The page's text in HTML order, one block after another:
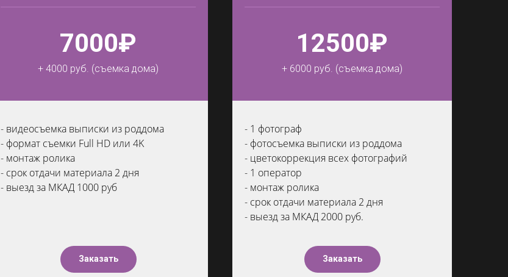
7000₽
+ 4000 руб. (съемка дома)
- видеосъемка выписки из роддома
- формат съемки Full HD или 4K
- монтаж ролика
- срок отдачи материала 2 дня
- выезд за МКАД 1000 руб
Заказать
12500₽
+ 6000 руб. (съемка дома)
- 1 фотограф
- фотосъемка выписки из роддома
- цветокоррекция всех фотографий
- 1 оператор
- монтаж ролика
- срок отдачи материала 2 дня
- выезд за МКАД 2000 руб.
Заказать